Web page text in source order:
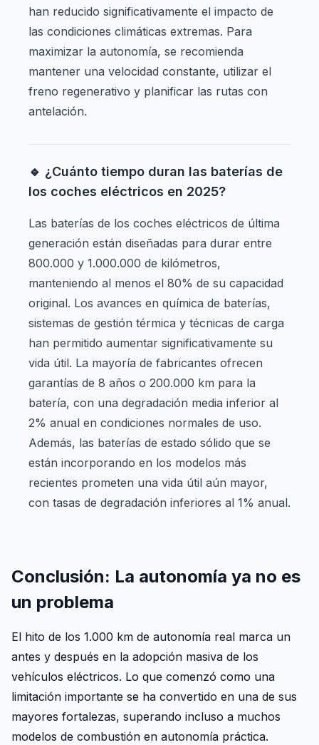
han reducido significativamente el impacto de
las condiciones climáticas extremas. Para
maximizar la autonomía, se recomienda
mantener una velocidad constante, utilizar el
freno regenerativo y planificar las rutas con
antelación.
🔹 ¿Cuánto tiempo duran las baterías de
los coches eléctricos en 2025?
Las baterías de los coches eléctricos de última
generación están diseñadas para durar entre
800.000 y 1.000.000 de kilómetros,
manteniendo al menos el 80% de su capacidad
original. Los avances en química de baterías,
sistemas de gestión térmica y técnicas de carga
han permitido aumentar significativamente su
vida útil. La mayoría de fabricantes ofrecen
garantías de 8 años o 200.000 km para la
batería, con una degradación media inferior al
2% anual en condiciones normales de uso.
Además, las baterías de estado sólido que se
están incorporando en los modelos más
recientes prometen una vida útil aún mayor,
con tasas de degradación inferiores al 1% anual.
Conclusión: La autonomía ya no es
un problema
El hito de los 1.000 km de autonomía real marca un
antes y después en la adopción masiva de los
vehículos eléctricos. Lo que comenzó como una
limitación importante se ha convertido en una de sus
mayores fortalezas, superando incluso a muchos
modelos de combustión en autonomía práctica.